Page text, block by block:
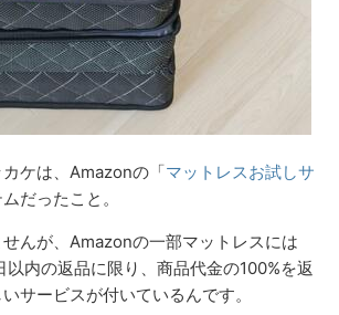
ケは、Amazonの「マットレスお試しサ
だったこと。
んが、Amazonの一部マットレスには
以内の返品に限り、商品代金の100%を返
サービスが付いているんです。